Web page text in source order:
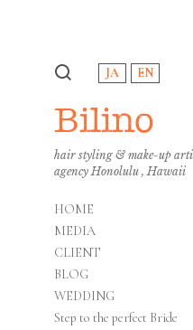
EN
JA
Bilino
hair styling & make-up
agency Honolulu , Hawaii
HOME
MEDIA
CLIENT
BLOG
WEDDING
Step to the perfect Bride